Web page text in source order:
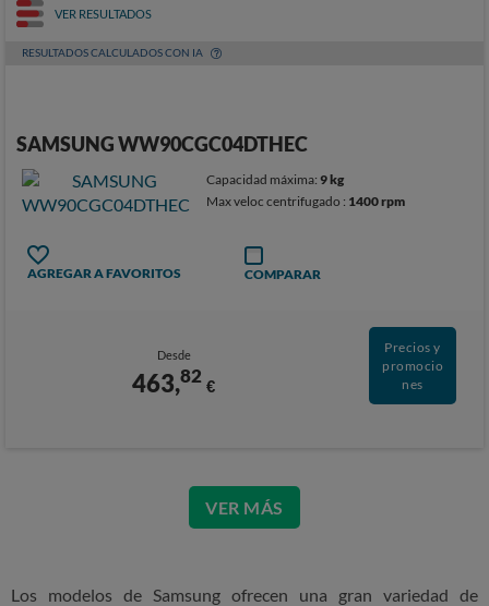
VER RESULTADOS
RESULTADOS CALCULADOS CON IA
SAMSUNG WW90CGC04DTHEC
Capacidad máxima: 9 kg
Max veloc centrifugado : 1400 rpm
AGREGAR A FAVORITOS COMPARAR
Desde
463,82 €
Precios y
promocio
nes
VER MÁS
Los modelos de Samsung ofrecen una gran variedad de